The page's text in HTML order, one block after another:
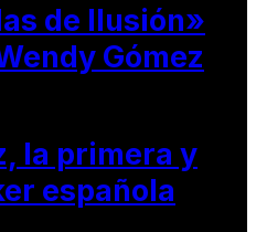
de Ilusión»
Gómez
la primera y
española